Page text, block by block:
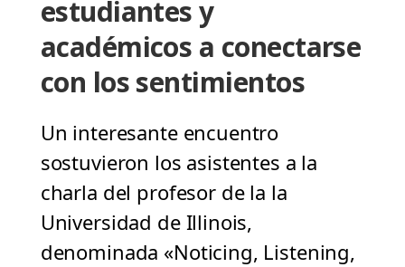
estudiantes y
académicos a conectarse
con los sentimientos
Un interesante encuentro
sostuvieron los asistentes a la
charla del profesor de la la
Universidad de Illinois,
denominada «Noticing, Listening,